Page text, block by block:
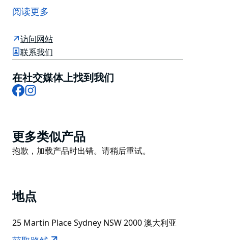
筑师 Harry Seidler 于 1978 年被赠予悉尼的标志性建筑
杰作。如今，国际和澳大利亚领先时尚品牌的爱好者仍然
知道去哪里寻找最好的设计师品牌在悉尼。
如果您能摆脱奢华的面料和精美的设计，您会发现完美的
咖啡馆和朋友一起喝咖啡，露天用餐享受悠闲的午餐和酒
吧，在那里您可以一边品尝鸡尾酒，一边沉浸在城市氛围
中。或者，如果您赶时间，美食广场有一系列餐馆。
的城市购物体验。
这座具有里程碑意义的建筑值得一看。 Harry Seidler 的
阅读更多
访问网站
联系我们
在社交媒体上找到我们
Facebook
Product
List
更多类似产品
Product
抱歉，加载产品时出错。请稍后重试。
地点
25 Martin Place Sydney NSW 2000 澳大利亚